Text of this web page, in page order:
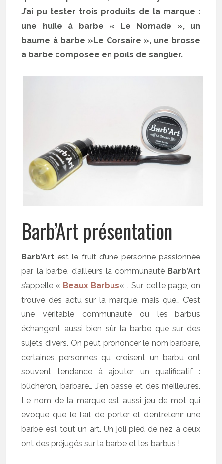
J’ai pu tester trois produits de la marque :
une huile à barbe « Le Nomade », un
baume à barbe »Le Corsaire », une brosse
à barbe composée en poils de sanglier.
Barb’Art présentation
Barb’Art est le fruit d’une personne passionnée
par la barbe, d’ailleurs la communauté Barb’Art
s’appelle « Beaux Barbus« . Sur cette page, on
trouve des actu sur la marque, mais que… C’est
une véritable communauté où les barbus
échangent aussi bien sûr la barbe que sur des
sujets divers. On peut prononcer le nom barbare,
certaines personnes qui croisent un barbu ont
souvent tendance à ajouter un qualificatif :
bûcheron, barbare… J’en passe et des meilleures.
Le nom de la marque est aussi jeu de mot qui
évoque que le fait de porter et d’entretenir une
barbe est tout un art. Un joli pied de nez à ceux
ont des préjugés sur la barbe et les barbus !